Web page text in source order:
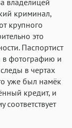
криминал,
крупного
это
Паспортист
в фотографию и
в чертах
уже был намёк
кредит, и
соответствует